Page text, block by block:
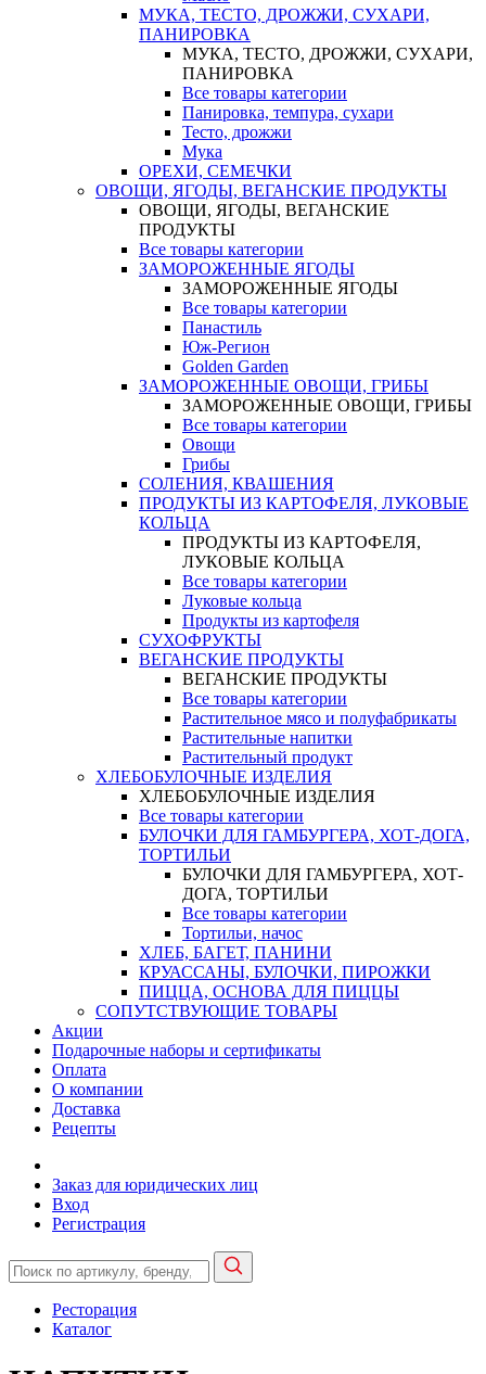
МУКА, ТЕСТО, ДРОЖЖИ, СУХАРИ,
ПАНИРОВКА
МУКА, ТЕСТО, ДРОЖЖИ, СУХАРИ,
ПАНИРОВКА
Все товары категории
Панировка, темпура, сухари
Тесто, дрожжи
Мука
ОРЕХИ, СЕМЕЧКИ
ОВОЩИ, ЯГОДЫ, ВЕГАНСКИЕ ПРОДУКТЫ
ОВОЩИ, ЯГОДЫ, ВЕГАНСКИЕ
ПРОДУКТЫ
Все товары категории
ЗАМОРОЖЕННЫЕ ЯГОДЫ
ЗАМОРОЖЕННЫЕ ЯГОДЫ
Все товары категории
Панастиль
Юж-Регион
Golden Garden
ЗАМОРОЖЕННЫЕ ОВОЩИ, ГРИБЫ
ЗАМОРОЖЕННЫЕ ОВОЩИ, ГРИБЫ
Все товары категории
Овощи
Грибы
СОЛЕНИЯ, КВАШЕНИЯ
ПРОДУКТЫ ИЗ КАРТОФЕЛЯ, ЛУКОВЫЕ
КОЛЬЦА
ПРОДУКТЫ ИЗ КАРТОФЕЛЯ,
ЛУКОВЫЕ КОЛЬЦА
Все товары категории
Луковые кольца
Продукты из картофеля
СУХОФРУКТЫ
ВЕГАНСКИЕ ПРОДУКТЫ
ВЕГАНСКИЕ ПРОДУКТЫ
Все товары категории
Растительное мясо и полуфабрикаты
Растительные напитки
Растительный продукт
ХЛЕБОБУЛОЧНЫЕ ИЗДЕЛИЯ
ХЛЕБОБУЛОЧНЫЕ ИЗДЕЛИЯ
Все товары категории
БУЛОЧКИ ДЛЯ ГАМБУРГЕРА, ХОТ-ДОГА,
ТОРТИЛЬИ
БУЛОЧКИ ДЛЯ ГАМБУРГЕРА, ХОТ-
ДОГА, ТОРТИЛЬИ
Все товары категории
Тортильи, начос
ХЛЕБ, БАГЕТ, ПАНИНИ
КРУАССАНЫ, БУЛОЧКИ, ПИРОЖКИ
ПИЦЦА, ОСНОВА ДЛЯ ПИЦЦЫ
СОПУТСТВУЮЩИЕ ТОВАРЫ
Акции
Подарочные наборы и сертификаты
Оплата
О компании
Доставка
Рецепты
Заказ для юридических лиц
Вход
Регистрация
Ресторация
Каталог